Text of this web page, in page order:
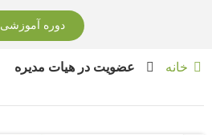
دوره آموزشی
خانه عضویت در هیات مدیره